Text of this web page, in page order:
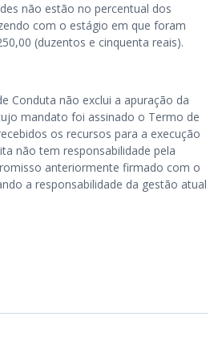
não estão no percentual dos
com o estágio em que foram
(duzentos e cinquenta reais).
Conduta não exclui a apuração da
mandato foi assinado o Termo de
os recursos para a execução
não tem responsabilidade pela
anteriormente firmado com o
a responsabilidade da gestão atual